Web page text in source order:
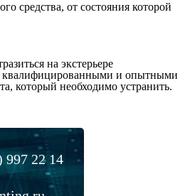
средства, от состояния которой
на экстерьере
квалифицированными и опытными
который необходимо устранить.
997 22 14